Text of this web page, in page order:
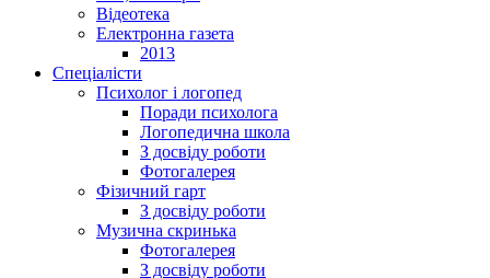
Відеотека
Електронна газета
2013
Спеціалісти
Психолог і логопед
Поради психолога
Логопедична школа
З досвіду роботи
Фотогалерея
Фізичний гарт
З досвіду роботи
Музична скринька
Фотогалерея
З досвіду роботи